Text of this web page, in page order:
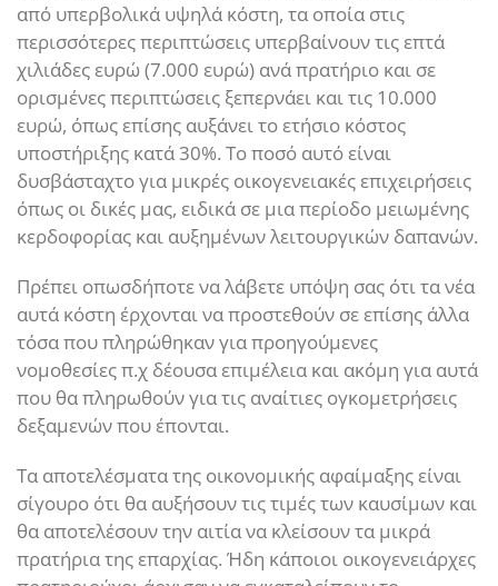
από υπερβολικά υψηλά κόστη, τα οποία στις
περισσότερες περιπτώσεις υπερβαίνουν τις επτά
χιλιάδες ευρώ (7.000 ευρώ) ανά πρατήριο και σε
ορισμένες περιπτώσεις ξεπερνάει και τις 10.000
ευρώ, όπως επίσης αυξάνει το ετήσιο κόστος
υποστήριξης κατά 30%. Το ποσό αυτό είναι
δυσβάσταχτο για μικρές οικογενειακές επιχειρήσεις
όπως οι δικές μας, ειδικά σε μια περίοδο μειωμένης
κερδοφορίας και αυξημένων λειτουργικών δαπανών.
Πρέπει οπωσδήποτε να λάβετε υπόψη σας ότι τα νέα
αυτά κόστη έρχονται να προστεθούν σε επίσης άλλα
τόσα που πληρώθηκαν για προηγούμενες
νομοθεσίες π.χ δέουσα επιμέλεια και ακόμη για αυτά
που θα πληρωθούν για τις αναίτιες ογκομετρήσεις
δεξαμενών που έπονται.
Τα αποτελέσματα της οικονομικής αφαίμαξης είναι
σίγουρο ότι θα αυξήσουν τις τιμές των καυσίμων και
θα αποτελέσουν την αιτία να κλείσουν τα μικρά
πρατήρια της επαρχίας. Ήδη κάποιοι οικογενειάρχες